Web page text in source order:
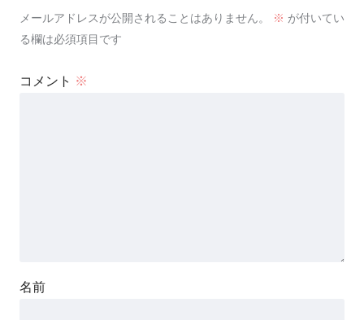
メールアドレスが公開されることはありません。 ※ が付いてい
る欄は必須項目です
コメント ※
名前